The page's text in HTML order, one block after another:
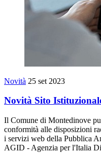
Novità 25 set 2023
Novità Sito
Il Comune di Montedinove
conformità alle disposizioni
i servizi web della Pubblica
AGID - Agenzia per l'Italia